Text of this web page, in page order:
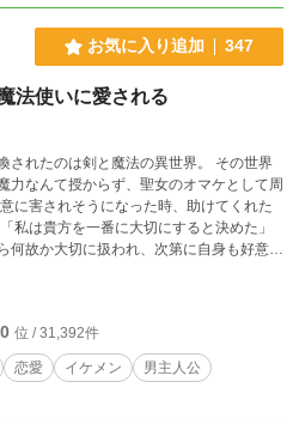
お気に入り追加 347
法使いに愛される
されたのは剣と魔法の異世界。 その世界
力なんて授からず、聖女のオマケとして周
に害されそうになった時、助けてくれた
何故か大切に扱われ、次第に自身も好意を
聖女が必要なほど困窮しているようには
ライトノベルズ」にて掲載中です。
位 / 31,392件
恋愛 イケメン
男主人公